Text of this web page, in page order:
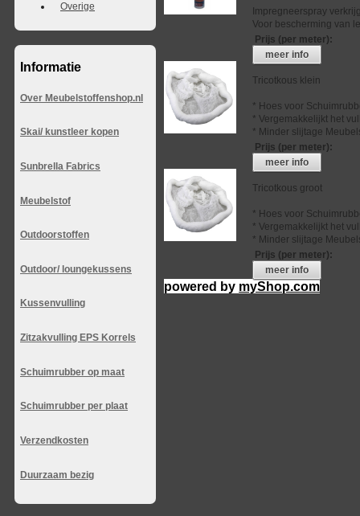
Overige
Informatie
Over Meubelstoffenshop.nl
Skai/ kunstleer kopen
Sunbrella Fabrics
Meubelstof
Outdoorstoffen
Outdoor/ loungekussens
Kussenvulling
Zitzakvulling EPS Korrels
Schuimrubber op maat
Schuimrubber per plaat
Verzendkosten
Duurzaam bezig
Impregneerspray
Voor bescherming van
Prijs (per meter):
meer info
Tricotkous klein
* Hoes voor
* Vergemakkelijkt het
* Minder slijtage
Prijs (per meter):
meer info
Tricotkous groot
* Hoes voor
* Vergemakkelijkt het
* Minder slijtage
Prijs (per meter):
meer info
powered by myShop.com